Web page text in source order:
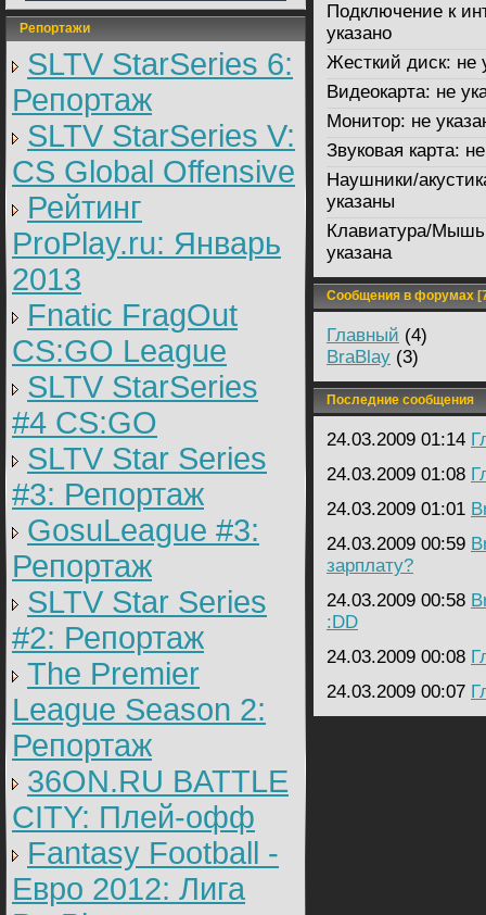
Репортажи
SLTV StarSeries 6:
Репортаж
SLTV StarSeries V:
CS Global Offensive
Рейтинг
ProPlay.ru: Январь
2013
Fnatic FragOut
CS:GO League
SLTV StarSeries
#4 CS:GO
SLTV Star Series
#3: Репортаж
GosuLeague #3:
Репортаж
SLTV Star Series
#2: Репортаж
The Premier
League Season 2:
Репортаж
36ON.RU BATTLE
CITY: Плей-офф
Fantasy Football -
Евро 2012: Лига
Подключение к
указано
Жесткий диск: не
Видеокарта: не
Монитор: не
Звуковая карта:
Наушники/
указаны
Клавиатура/
указана
Сообщения в форумах
Главный (4)
BraBlay (3)
Последние сообщения
24.03.2009 01:14
24.03.2009 01:08
24.03.2009 01:01
24.03.2009 00:59
зарплату?
24.03.2009 00:58
:DD
24.03.2009 00:08
24.03.2009 00:07